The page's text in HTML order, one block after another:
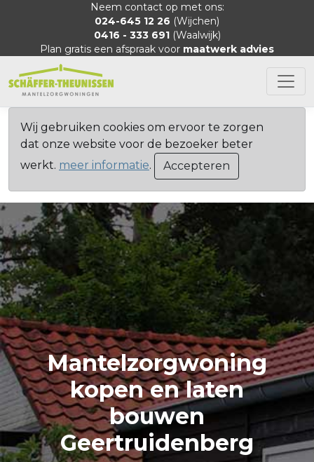
Neem contact op met ons:
024-645 12 26 (Wijchen)
0416 - 333 691(Waalwijk)
Plan gratis een afspraak voor maatwerk advies
Wij gebruiken cookies om ervoor te zorgen
dat onze website voor de bezoeker beter
werkt. meer informatie. Accepteren
Mantelzorgwoning
kopen en laten
bouwen
Geertruidenberg